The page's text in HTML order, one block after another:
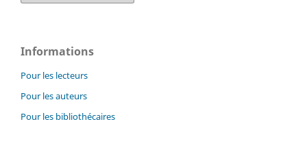
Informations
Pour les lecteurs
Pour les auteurs
Pour les bibliothécaires